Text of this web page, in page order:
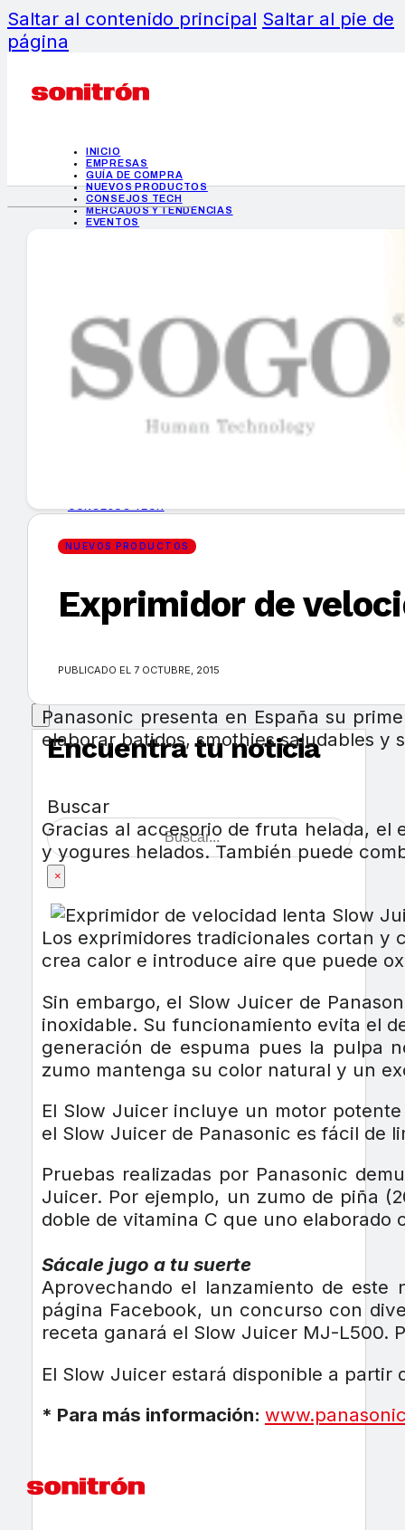
Saltar al contenido principal Saltar al pie de
página
INICIO
EMPRESAS
GUÍA DE COMPRA
NUEVOS PRODUCTOS
CONSEJOS TECH
MERCADOS Y TENDENCIAS
EVENTOS
INICIO
EMPRESAS
GUÍA DE COMPRA
MERCADOS Y TENDENCIAS
Encuentra tu noticia
Buscar
×
NUEVOS PRODUCTOS
Exprimidor de
PUBLICADO EL 7 OCTUBRE, 2015
Panasonic presenta en España su
elaborar batidos, smothies saludables y
Gracias al accesorio de fruta helada,
y yogures helados. También puede
Los exprimidores tradicionales cortan y
crea calor e introduce aire que puede
Sin embargo, el Slow Juicer de
inoxidable. Su funcionamiento evita el
generación de espuma pues la pulpa
zumo mantenga su color natural y un
El Slow Juicer incluye un motor
el Slow Juicer de Panasonic es fácil de
Pruebas realizadas por Panasonic
Juicer. Por ejemplo, un zumo de piña
doble de vitamina C que uno
Sácale jugo a tu suerte
Aprovechando el lanzamiento de
página Facebook, un concurso con
receta ganará el Slow Juicer MJ-L500.
El Slow Juicer estará disponible a partir
* Para más información: